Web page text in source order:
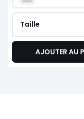
Taille
AJOUTER AU